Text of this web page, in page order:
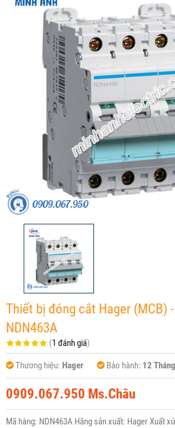
Thiết bị đóng cắt Hager (MCB) -
NDN463A
(1 đánh giá)
Thương hiệu: Hager Bảo hành: 12 Tháng
0909.067.950 Ms.Châu
Mã hàng: NDN463A Hãng sản xuất: Hager Xuất